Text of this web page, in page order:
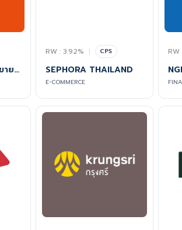
JAMSHOP JAMSAI ขายหนังสือ-นักเขียน-หนังสือออนไลน์
RW : 3.92% | CPS
SEPHORA THAILAND
E-COMMERCE